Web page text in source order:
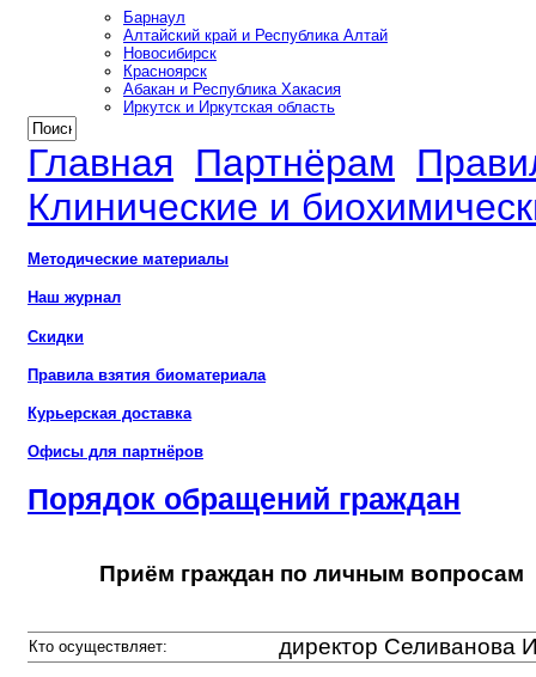
Барнаул
Алтайский край и Республика Алтай
Новосибирск
Красноярск
Абакан и Республика Хакасия
Иркутск и Иркутская область
Главная Партнёрам
Клинические и
Методические материалы
Наш журнал
Скидки
Правила взятия биоматериала
Курьерская доставка
Офисы для партнёров
Порядок обращений граждан
Приём граждан по личным вопросам
Кто осуществляет: директор Селиванова